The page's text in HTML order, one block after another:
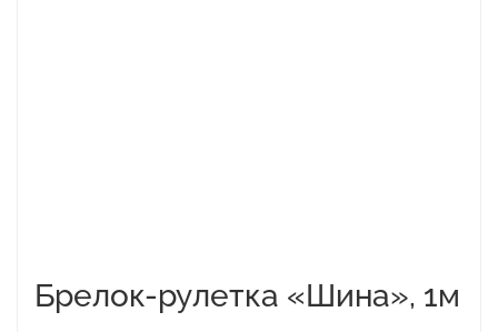
Брелок-рулетка «Шина», 1м